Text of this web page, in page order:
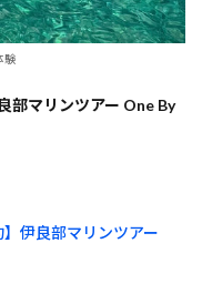
験
マリンツアー One By
伊良部マリンツアー